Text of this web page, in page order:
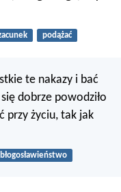
podążać
te nakazy i bać
dobrze powodziło
przy życiu, tak jak
błogosławieństwo